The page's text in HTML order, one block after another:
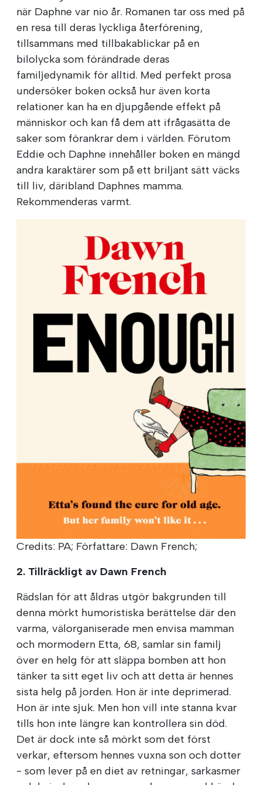
när Daphne var nio år. Romanen tar oss med på
en resa till deras lyckliga återförening,
tillsammans med tillbakablickar på en
bilolycka som förändrade deras
familjedynamik för alltid. Med perfekt prosa
undersöker boken också hur även korta
relationer kan ha en djupgående effekt på
människor och kan få dem att ifrågasätta de
saker som förankrar dem i världen. Förutom
Eddie och Daphne innehåller boken en mängd
andra karaktärer som på ett briljant sätt väcks
till liv, däribland Daphnes mamma.
Rekommenderas varmt.
Credits: PA; Författare: Dawn French;
2. Tillräckligt av Dawn French
Rädslan för att åldras utgör bakgrunden till
denna mörkt humoristiska berättelse där den
varma, välorganiserade men envisa mamman
och mormodern Etta, 68, samlar sin familj
över en helg för att släppa bomben att hon
tänker ta sitt eget liv och att detta är hennes
sista helg på jorden. Hon är inte deprimerad.
Hon är inte sjuk. Men hon vill inte stanna kvar
tills hon inte längre kan kontrollera sin död.
Det är dock inte så mörkt som det först
verkar, eftersom hennes vuxna son och dotter
- som lever på en diet av retningar, sarkasmer